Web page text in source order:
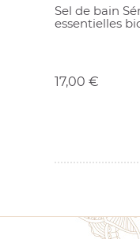
Sel de bain
essentielles
17,00 €